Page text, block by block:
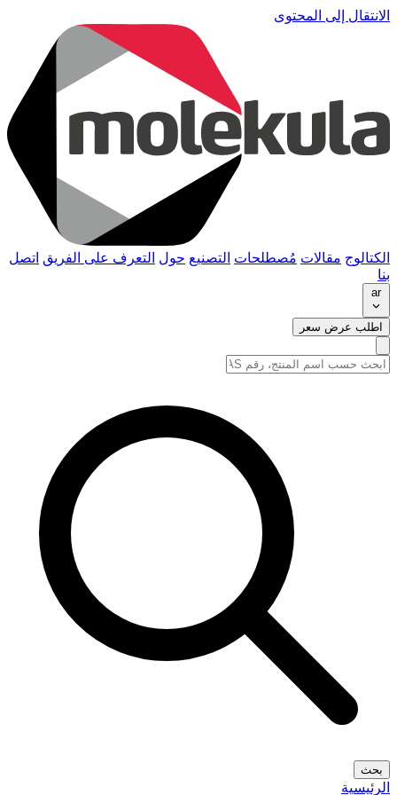
الانتقال إلى المحتوى
الكتالوج مقالات مُصطلحات التصنيع حول التعرف على الفريق اتصل
بنا
ar
اطلب عرض سعر
بحث
الرئيسية